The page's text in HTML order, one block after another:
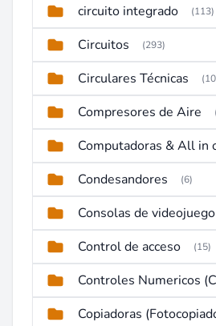
circuito integrado (113)
Circuitos (293)
Circulares Técnicas
Compresores de Aire
Computadoras & All in
Condesandores (6)
Consolas de videojuego
Control de acceso (15)
Controles Numericos